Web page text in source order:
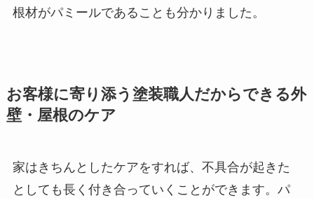
根材がパミールであることも分かりました。
お客様に寄り添う塗装職人だからできる外
壁・屋根のケア
家はきちんとしたケアをすれば、不具合が起きた
としても長く付き合っていくことができます。パ